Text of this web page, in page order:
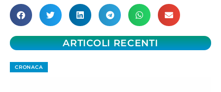
ARTICOLI RECENTI
CRONACA